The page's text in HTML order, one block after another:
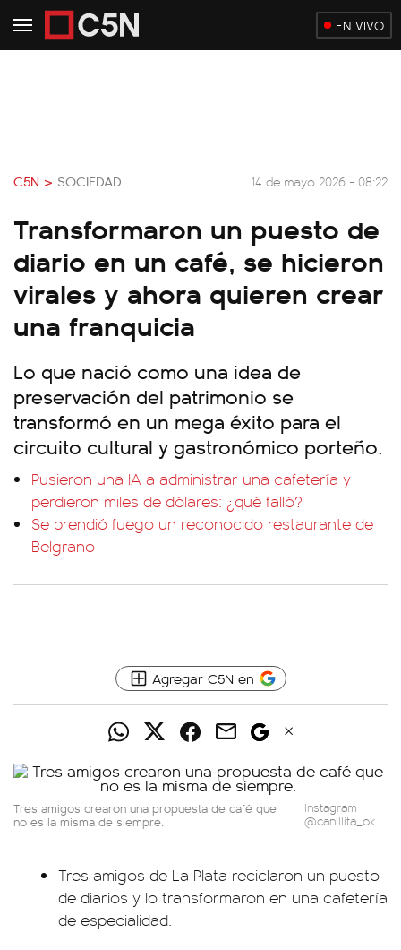
EN VIVO
C5N > SOCIEDAD 14 de mayo 2026 - 08:22
Transformaron un puesto de
diario en un café, se hicieron
virales y ahora quieren crear
una franquicia
Lo que nació como una idea de
preservación del patrimonio se
transformó en un mega éxito para el
circuito cultural y gastronómico porteño.
Pusieron una IA a administrar una cafetería y
perdieron miles de dólares: ¿qué falló?
Se prendió fuego un reconocido restaurante de
Belgrano
Agregar C5N en
Tres amigos crearon una propuesta de café que
no es la misma de siempre.
Instagram
@canillita_ok
Tres amigos de La Plata reciclaron un puesto
de diarios y lo transformaron en una cafetería
de especialidad.